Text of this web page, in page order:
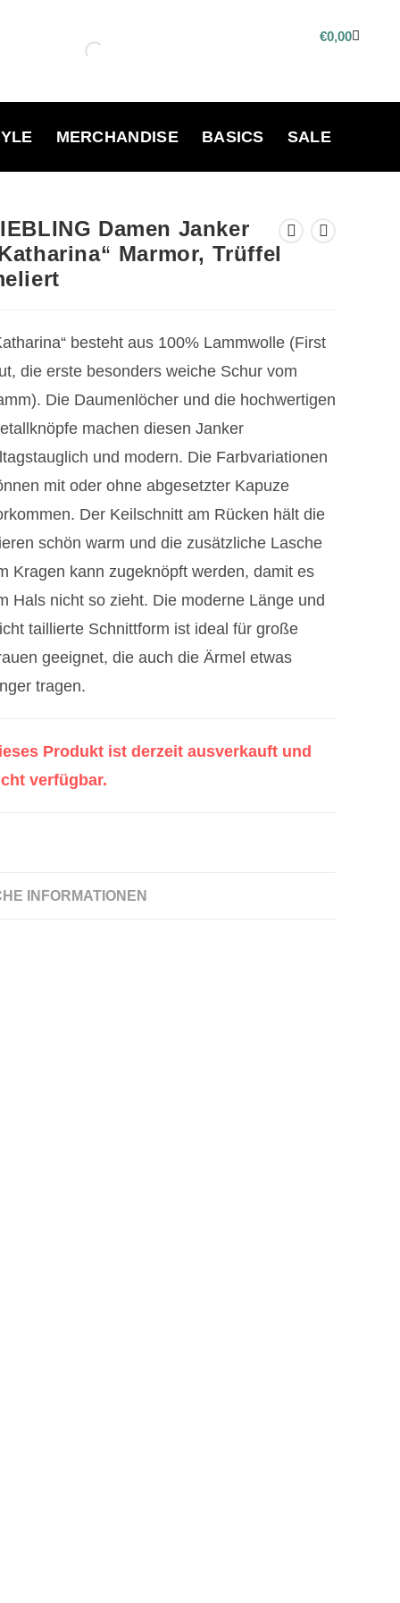
€0,00
MERCHANDISE BASICS SALE
Damen Janker
Marmor, Trüffel
besteht aus 100% Lammwolle (First
die erste besonders weiche Schur vom
Die Daumenlöcher und die hochwertigen
machen diesen Janker
und modern. Die Farbvariationen
mit oder ohne abgesetzter Kapuze
Der Keilschnitt am Rücken hält die
schön warm und die zusätzliche Lasche
Kragen kann zugeknöpft werden, damit es
Hals nicht so zieht. Die moderne Länge und
taillierte Schnittform ist ideal für große
geeignet, die auch die Ärmel etwas
tragen.
Produkt ist derzeit ausverkauft und
verfügbar.
INFORMATIONEN